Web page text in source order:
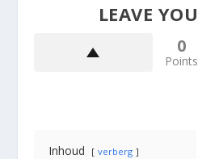
LEAVE
0
Points
Inhoud verberg